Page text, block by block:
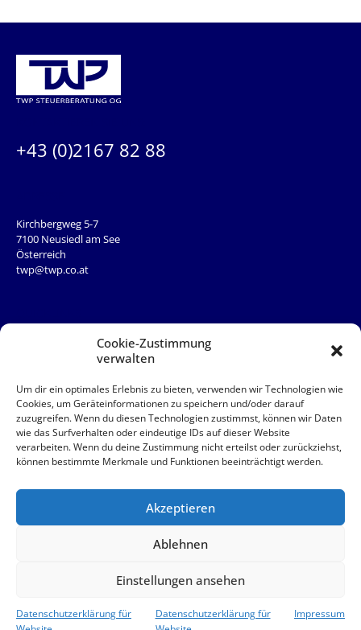
Cookie-Zustimmung
verwalten
Um dir ein optimales Erlebnis zu bieten, verwenden wir Technologien wie
Cookies, um Geräteinformationen zu speichern und/oder darauf
zuzugreifen. Wenn du diesen Technologien zustimmst, können wir Daten
wie das Surfverhalten oder eindeutige IDs auf dieser Website
verarbeiten. Wenn du deine Zustimmung nicht erteilst oder zurückziehst,
können bestimmte Merkmale und Funktionen beeinträchtigt werden.
Akzeptieren
Ablehnen
Einstellungen ansehen
Datenschutzerklärung für
Datenschutzerklärung für
Impressum
+43 (0)2167 82 88
Kirchbergweg 5-7
7100 Neusiedl am See
Österreich
twp@twp.co.at
Kontakt
QUICKLINKS
AAB
Impressum
© 2026 TWP Steuerberatung OG